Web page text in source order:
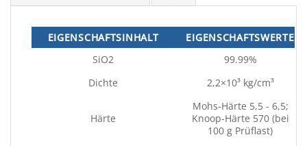
EIGENSCHAFTSINHALT
EIGENSCHAFTSWERTE
SiO2
99.99%
Dichte
2,2×10³ kg/cm³
Härte
Mohs-Härte 5,5 - 6,5;
Knoop-Härte 570 (bei
100 g Prüflast)